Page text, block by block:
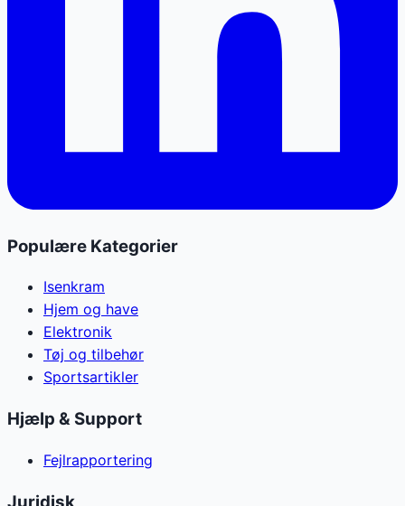
Populære Kategorier
Isenkram
Hjem og have
Elektronik
Tøj og tilbehør
Sportsartikler
Hjælp & Support
Fejlrapportering
Juridisk